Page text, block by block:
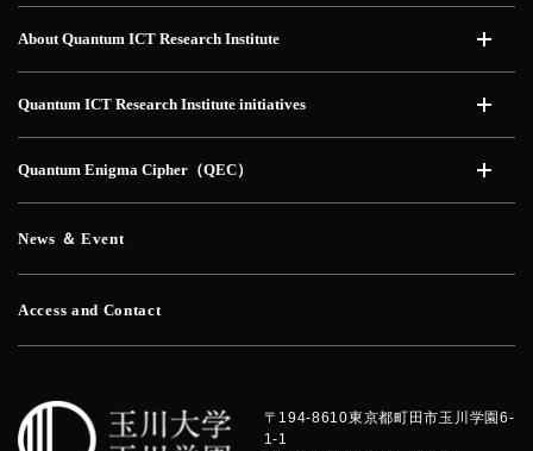
About Quantum ICT Research Institute
Quantum ICT Research Institute initiatives
Quantum Enigma Cipher（QEC）
News ＆ Event
Access and Contact
〒194-8610東京都町田市玉川学園6-
1-1